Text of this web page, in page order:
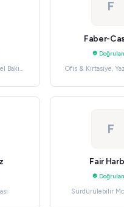
Bakım
F
Faber-
Ofis & Kırtasiye,
F
Fair
Sürdürülebilir